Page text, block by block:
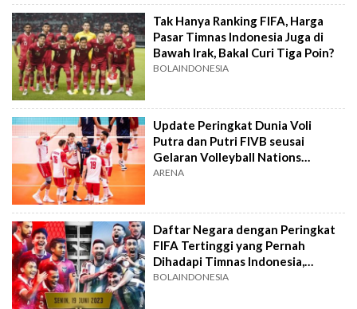
Tak Hanya Ranking FIFA, Harga
Pasar Timnas Indonesia Juga di
Bawah Irak, Bakal Curi Tiga Poin?
BOLAINDONESIA
Update Peringkat Dunia Voli
Putra dan Putri FIVB seusai
Gelaran Volleyball Nations
League 2023
ARENA
Daftar Negara dengan Peringkat
FIFA Tertinggi yang Pernah
Dihadapi Timnas Indonesia,
Terkini Argentina
BOLAINDONESIA